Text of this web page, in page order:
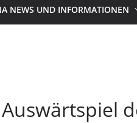
NEWS UND INFORMATIONEN